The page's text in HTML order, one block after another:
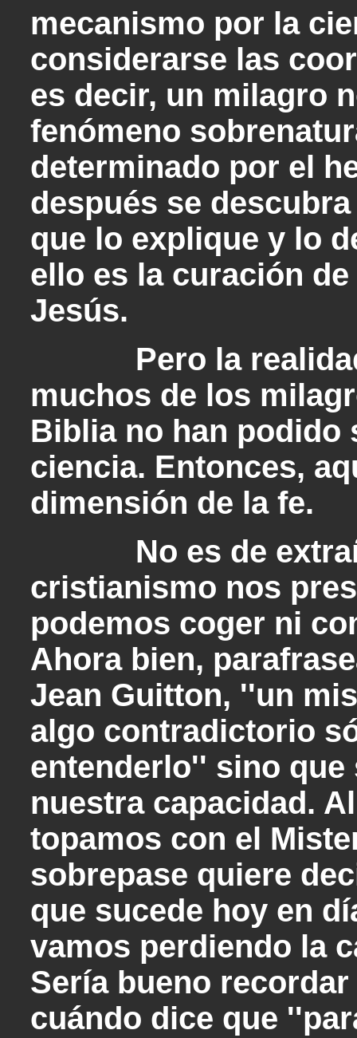
mecanismo por la
considerarse las
es decir, un milagro
fenómeno
determinado por el
después se
que lo explique y lo
ello es la curación
Jesús.
Pero la realidad
muchos de los
Biblia no han podido
ciencia. Entonces,
dimensión de la fe.
No es de
cristianismo nos
podemos coger ni
Ahora bien,
Jean Guitton, ''un
algo contradictorio
entenderlo'' sino
nuestra capacidad.
topamos con el
sobrepase quiere
que sucede hoy en
vamos perdiendo la
Sería bueno
cuándo dice que